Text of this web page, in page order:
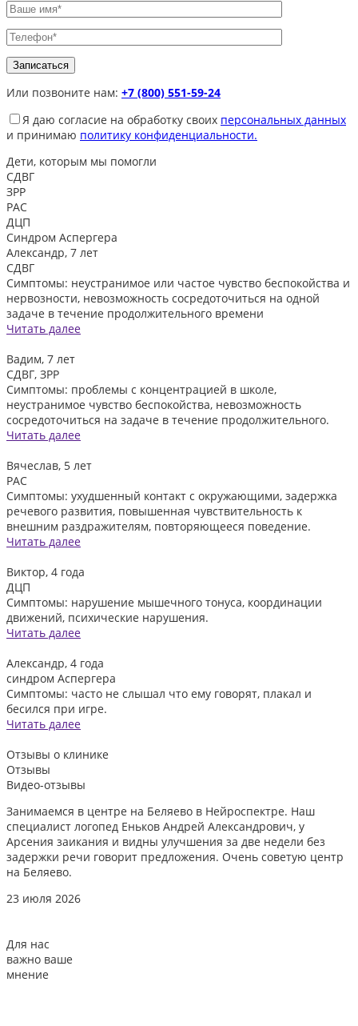
Или позвоните нам: +7 (800) 551-59-24
Я даю согласие на обработку своих персональных данных
и принимаю политику конфиденциальности.
Дети, которым мы помогли
СДВГ
ЗРР
РАС
ДЦП
Синдром Аспергера
Александр, 7 лет
СДВГ
Симптомы: неустранимое или частое чувство беспокойства и
нервозности, невозможность сосредоточиться на одной
задаче в течение продолжительного времени
Читать далее
Вадим, 7 лет
СДВГ, ЗРР
Симптомы: проблемы с концентрацией в школе,
неустранимое чувство беспокойства, невозможность
сосредоточиться на задаче в течение продолжительного.
Читать далее
Вячеслав, 5 лет
РАС
Симптомы: ухудшенный контакт с окружающими, задержка
речевого развития, повышенная чувствительность к
внешним раздражителям, повторяющееся поведение.
Читать далее
Виктор, 4 года
ДЦП
Симптомы: нарушение мышечного тонуса, координации
движений, психические нарушения.
Читать далее
Александр, 4 года
синдром Аспергера
Симптомы: часто не слышал что ему говорят, плакал и
бесился при игре.
Читать далее
Отзывы о клинике
Отзывы
Видео-отзывы
Занимаемся в центре на Беляево в Нейроспектре. Наш
специалист логопед Еньков Андрей Александрович, у
Арсения заикания и видны улучшения за две недели без
задержки речи говорит предложения. Очень советую центр
на Беляево.
23 июля 2026
Для нас
важно ваше
мнение